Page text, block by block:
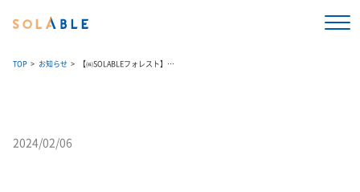
TOP お知らせ 【㈱SOLABLEフォレスト】SOLABLEフォレストが協賛する「第76回丸亀国際ハーフマラソン」が開催されました。なお、ザクティも協賛しております。
2024/02/06